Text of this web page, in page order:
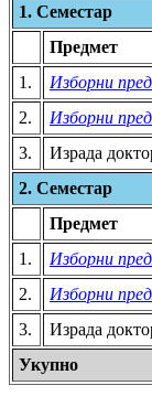
1. Семестар
Предмет
1.
Изборни
2.
Изборни
3.
Израда
2. Семестар
Предмет
1.
Изборни
2.
Изборни
3.
Израда
Укупно